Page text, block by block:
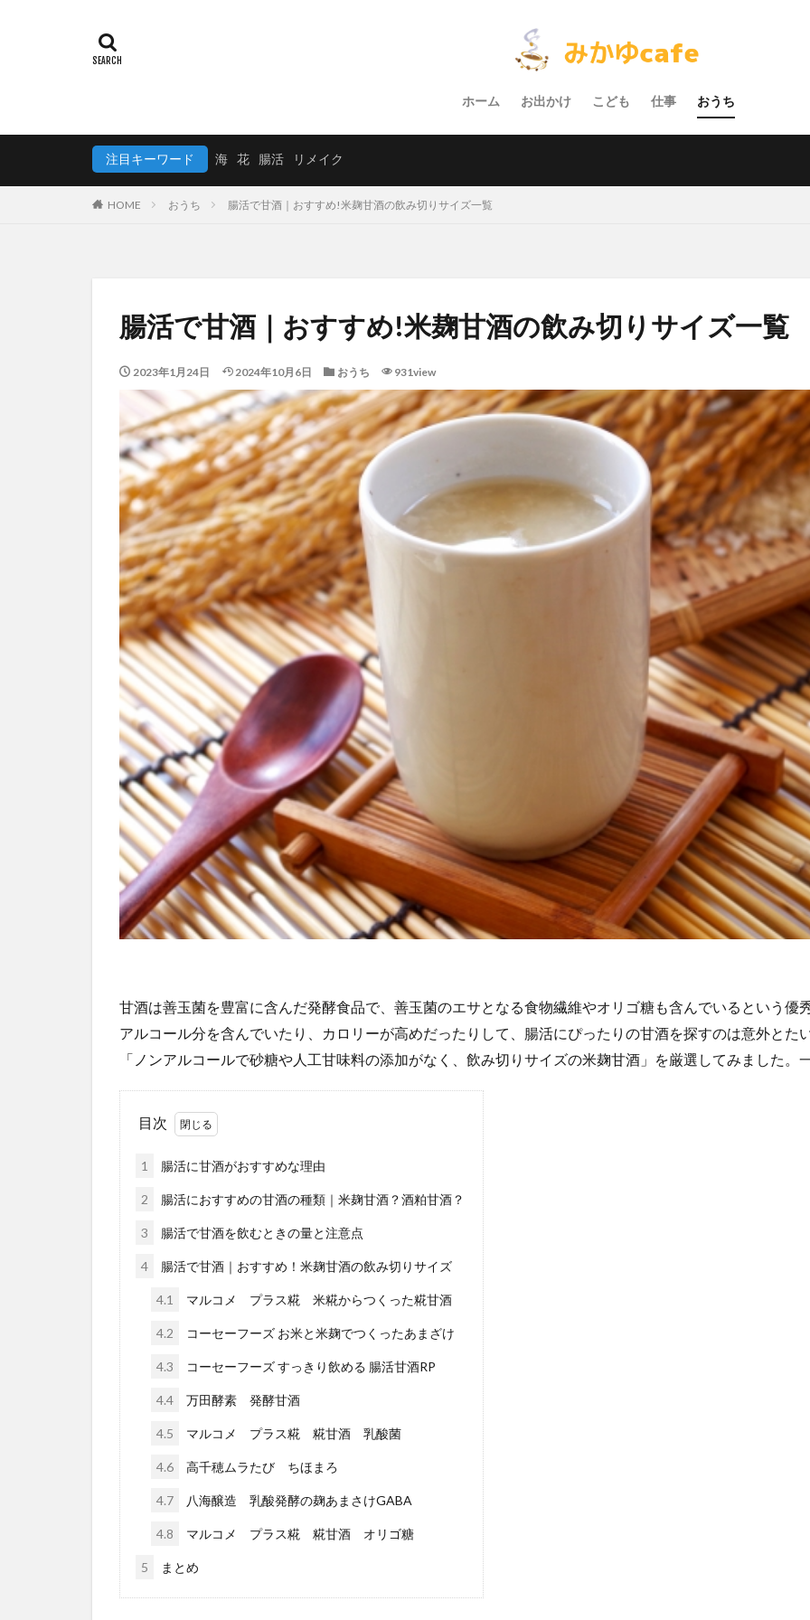
ホーム お出かけ こども 仕事 おうち
注目キーワード 海 花 腸活 リメイク
HOME おうち 腸活で甘酒｜おすすめ!米麹甘酒の飲み切りサイズ一覧
腸活で甘酒｜おすすめ!米麹甘酒の飲み切りサイズ一覧
2023年1月24日 2024年10月6日 おうち 931view
甘酒は善玉菌を豊富に含んだ発酵食品で、善玉菌のエサとなる食物繊維やオリゴ糖も含んでいるという優
アルコール分を含んでいたり、カロリーが高めだったりして、腸活にぴったりの甘酒を探すのは意外とた
「ノンアルコールで砂糖や人工甘味料の添加がなく、飲み切りサイズの米麹甘酒」を厳選してみました
目次
1 腸活に甘酒がおすすめな理由
2 腸活におすすめの甘酒の種類｜米麹甘酒？酒粕甘酒？
3 腸活で甘酒を飲むときの量と注意点
4 腸活で甘酒｜おすすめ！米麹甘酒の飲み切りサイズ
4.1 マルコメ プラス糀 米糀からつくった糀甘酒
4.2 コーセーフーズ お米と米麹でつくったあまざけ
4.3 コーセーフーズ すっきり飲める 腸活甘酒RP
4.4 万田酵素 発酵甘酒
4.5 マルコメ プラス糀 糀甘酒 乳酸菌
4.6 高千穂ムラたび ちほまろ
4.7 八海醸造 乳酸発酵の麹あまさけGABA
4.8 マルコメ プラス糀 糀甘酒 オリゴ糖
5 まとめ